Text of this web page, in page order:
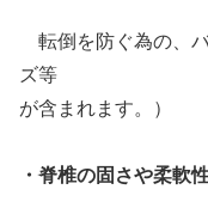
転倒を防ぐ為の、
ズ等
が含まれます。）
・脊椎の固さや柔軟